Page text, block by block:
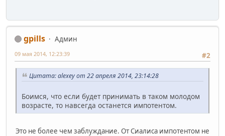
gpills
Админ
#2
09 мая 2014, 12:23:39
Цитата: alexey от 22 апреля 2014, 23:14:28
Боимся, что если будет принимать в таком молодом
возрасте, то навсегда останется импотентом.
Это не более чем заблуждание. От Сиалиса импотентом не